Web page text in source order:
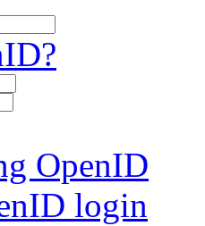
OpenID
login